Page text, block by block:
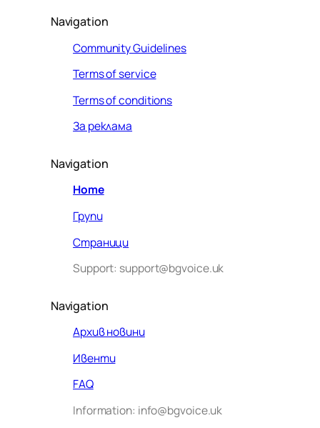
Navigation
Community Guidelines
Terms of service
Terms of conditions
За реклама
Navigation
Home
Групи
Страници
Support: support@bgvoice.uk
Navigation
Архив новини
Ивенти
FAQ
Information: info@bgvoice.uk
VOICE UK. С какво мога да